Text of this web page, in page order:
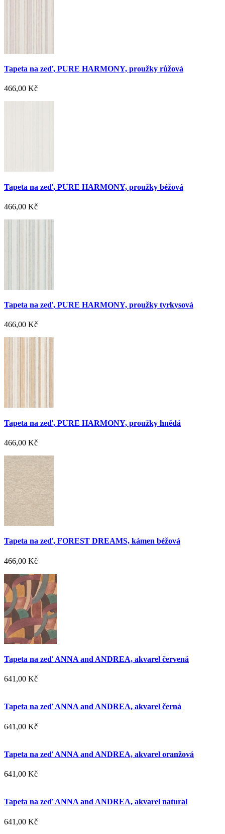
Tapeta na zeď, PURE HARMONY, proužky růžová
466,00 Kč
Tapeta na zeď, PURE HARMONY, proužky béžová
466,00 Kč
Tapeta na zeď, PURE HARMONY, proužky tyrkysová
466,00 Kč
Tapeta na zeď, PURE HARMONY, proužky hnědá
466,00 Kč
Tapeta na zeď, FOREST DREAMS, kámen béžová
466,00 Kč
Tapeta na zeď ANNA and ANDREA, akvarel červená
641,00 Kč
Tapeta na zeď ANNA and ANDREA, akvarel černá
641,00 Kč
Tapeta na zeď ANNA and ANDREA, akvarel oranžová
641,00 Kč
Tapeta na zeď ANNA and ANDREA, akvarel natural
641,00 Kč